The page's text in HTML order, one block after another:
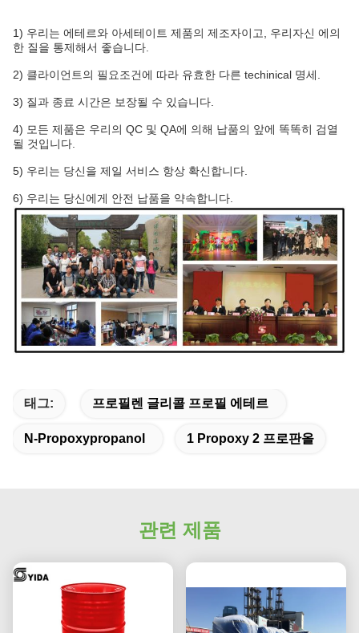
1) 우리는 에테르와 아세테이트 제품의 제조자이고, 우리자신 에의
한 질을 통제해서 좋습니다.
2) 클라이언트의 필요조건에 따라 유효한 다른 techinical 명세.
3) 질과 종료 시간은 보장될 수 있습니다.
4) 모든 제품은 우리의 QC 및 QA에 의해 납품의 앞에 똑똑히 검열
될 것입니다.
5) 우리는 당신을 제일 서비스 항상 확신합니다.
6) 우리는 당신에게 안전 납품을 약속합니다.
태그: 프로필렌 글리콜 프로필 에테르
N-Propoxypropanol 1 Propoxy 2 프로판올
관련 제품